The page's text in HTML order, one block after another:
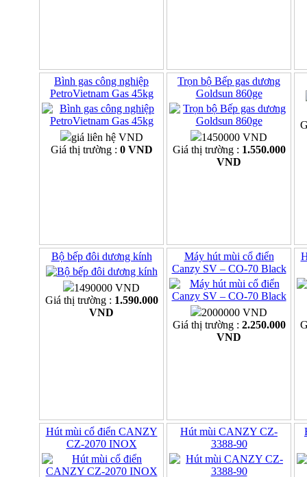
Bình gas công nghiệp
PetroVietnam Gas 45kg
giá liên hệ VND
Giá thị trường : 0 VND
Trọn bộ Bếp gas dương
Goldsun 860ge
1450000 VND
Giá thị trường : 1.550.000
VND
Bộ bếp đôi dương kính
1490000 VND
Giá thị trường : 1.590.000
VND
Máy hút mùi cổ điển
Canzy SV – CO-70 Black
2000000 VND
Giá thị trường : 2.250.000
VND
Hút mùi cổ điển CANZY
CZ-2070 INOX
Hút mùi CANZY CZ-
3388-90